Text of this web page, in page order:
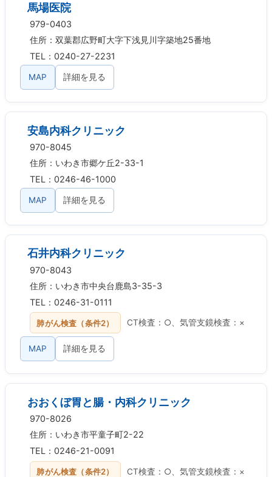
馬場医院
979-0403
住所：双葉郡広野町大字下浅見川字築地25番地
TEL：0240-27-2231
MAP 詳細を見る
安島内科クリニック
970-8045
住所：いわき市郷ケ丘2-33-1
TEL：0246-46-1000
MAP 詳細を見る
石井内科クリニック
970-8043
住所：いわき市中央台鹿島3-35-3
TEL：0246-31-0111
肺がん検査（条件2） CT検査：○、気管支鏡検査：×
MAP 詳細を見る
おおくぼ胃と腸・内科クリニック
970-8026
住所：いわき市平童子町2-22
TEL：0246-21-0091
肺がん検査（条件2） CT検査：○、気管支鏡検査：×